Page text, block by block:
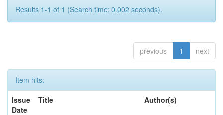
Results 1-1 of 1 (Search time: 0.002 seconds).
previous 1 next
Item hits:
Issue
Date
Title Author(s)